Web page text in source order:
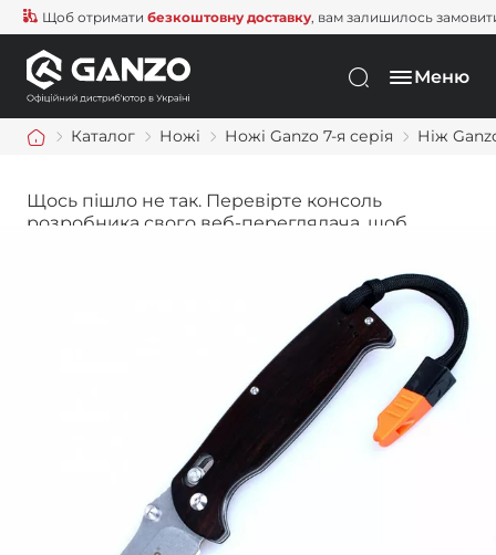
Щоб отриматибезкоштовну доставку, вам залишилось замовити
Меню
Каталог Ножі Ножі Ganzo 7-я серія Ніж
Щось пішло не так. Перевірте консоль
розробника свого веб-переглядача, щоб